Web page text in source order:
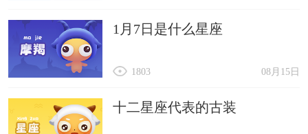
1月7日是什么星座
08月15日
1803
十二星座代表的古装